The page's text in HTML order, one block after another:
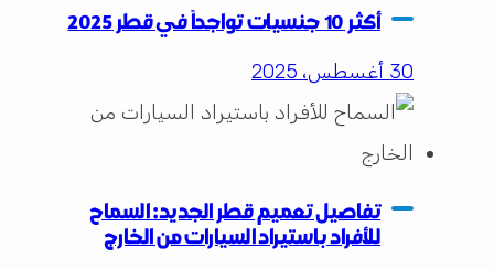
أكثر 10 جنسيات تواجداً في قطر 2025
30 أغسطس، 2025
تفاصيل تعميم قطر الجديد: السماح
للأفراد باستيراد السيارات من الخارج